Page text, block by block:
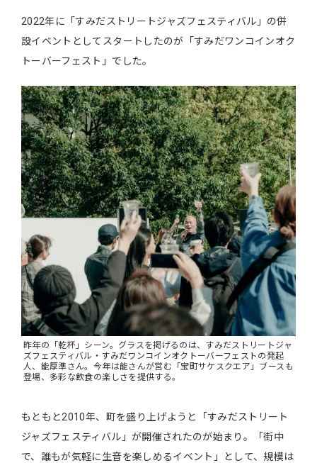
2022年に「すみだストリートジャズフェスティバル」の併
設イベントとしてスタートしたのが「すみだワンコインオク
トーバーフェスト」でした。
昨年の「乾杯」シーン。グラスを掲げるのは、すみだストリートジャ
ズフェスティバル・すみだワンコインオクトーバーフェストの発起
人、能厚準さん。今年は能さんが営む「宝町サケスクエア」ブースも
登場、多彩な飲食の楽しさを提供する。
もともと2010年、町を盛り上げようと「すみだストリート
ジャズフェスティバル」が開催されたのが始まり。「街中
で、誰もが気軽に生音を楽しめるイベント」として、規模は